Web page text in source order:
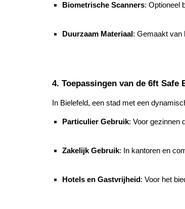
Biometrische Scanners: Optioneel
Duurzaam Materiaal : Gemaakt van
4. Toepassingen van de 6ft Safe
In Bielefeld, een stad met een
Particulier Gebruik: Voor gezinnen
Zakelijk Gebruik: In kantoren en
Hotels en Gastvrijheid : Voor het